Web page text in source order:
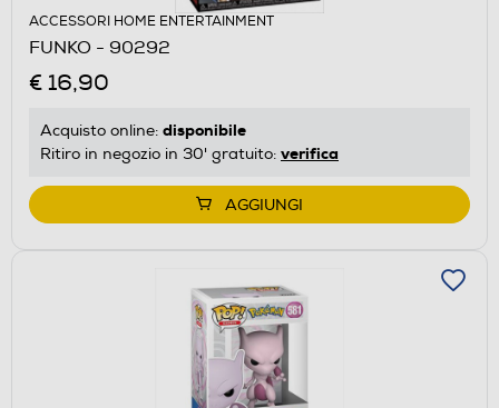
ACCESSORI HOME ENTERTAINMENT
FUNKO - 90292
€ 16,90
Acquisto online: disponibile
Ritiro in negozio in 30' gratuito: verifica
AGGIUNGI